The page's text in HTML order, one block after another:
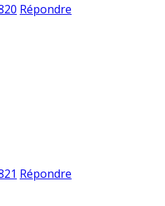
Répondre
Répondre